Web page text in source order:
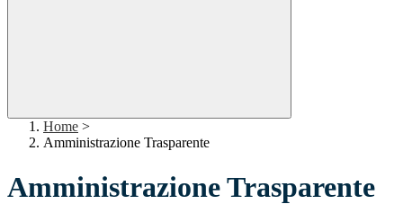
Home >
Amministrazione Trasparente
Amministrazione Trasparente